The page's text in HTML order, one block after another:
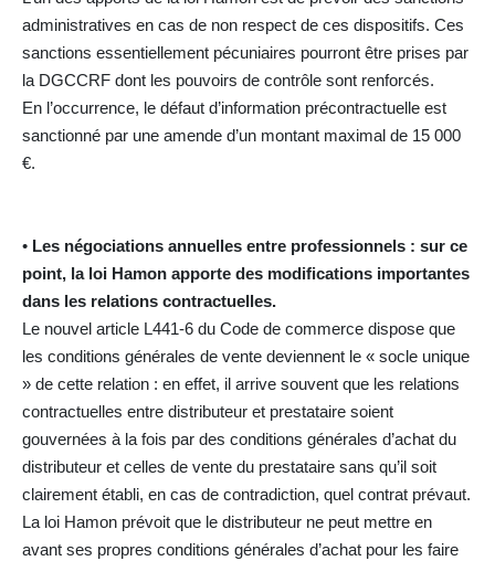
administratives en cas de non respect de ces dispositifs. Ces
sanctions essentiellement pécuniaires pourront être prises par
la DGCCRF dont les pouvoirs de contrôle sont renforcés.
En l’occurrence, le défaut d’information précontractuelle est
sanctionné par une amende d’un montant maximal de 15 000
€.
• Les négociations annuelles entre professionnels : sur ce
point, la loi Hamon apporte des modifications importantes
dans les relations contractuelles.
Le nouvel article L441-6 du Code de commerce dispose que
les conditions générales de vente deviennent le « socle unique
» de cette relation : en effet, il arrive souvent que les relations
contractuelles entre distributeur et prestataire soient
gouvernées à la fois par des conditions générales d’achat du
distributeur et celles de vente du prestataire sans qu’il soit
clairement établi, en cas de contradiction, quel contrat prévaut.
La loi Hamon prévoit que le distributeur ne peut mettre en
avant ses propres conditions générales d’achat pour les faire